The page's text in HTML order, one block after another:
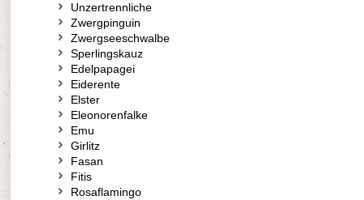
Unzertrennliche
Zwergpinguin
Zwergseeschwalbe
Sperlingskauz
Edelpapagei
Eiderente
Elster
Eleonorenfalke
Emu
Girlitz
Fasan
Fitis
Rosaflamingo